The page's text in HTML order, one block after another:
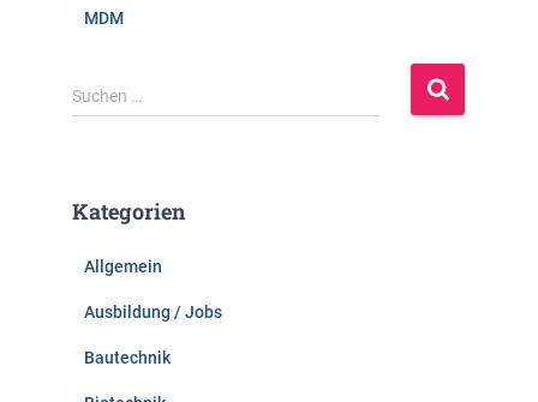
MDM
S
u
n
Suchen …
Kategorien
Allgemein
Ausbildung / Jobs
Bautechnik